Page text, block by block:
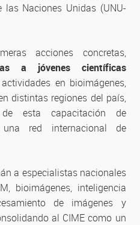
las Naciones Unidas (UNU-
acciones concretas,
a jóvenes científicas
en bioimágenes,
distintas regiones del país,
de esta capacitación de
red internacional de
a especialistas nacionales
bioimágenes, inteligencia
de imágenes y
al CIME como un